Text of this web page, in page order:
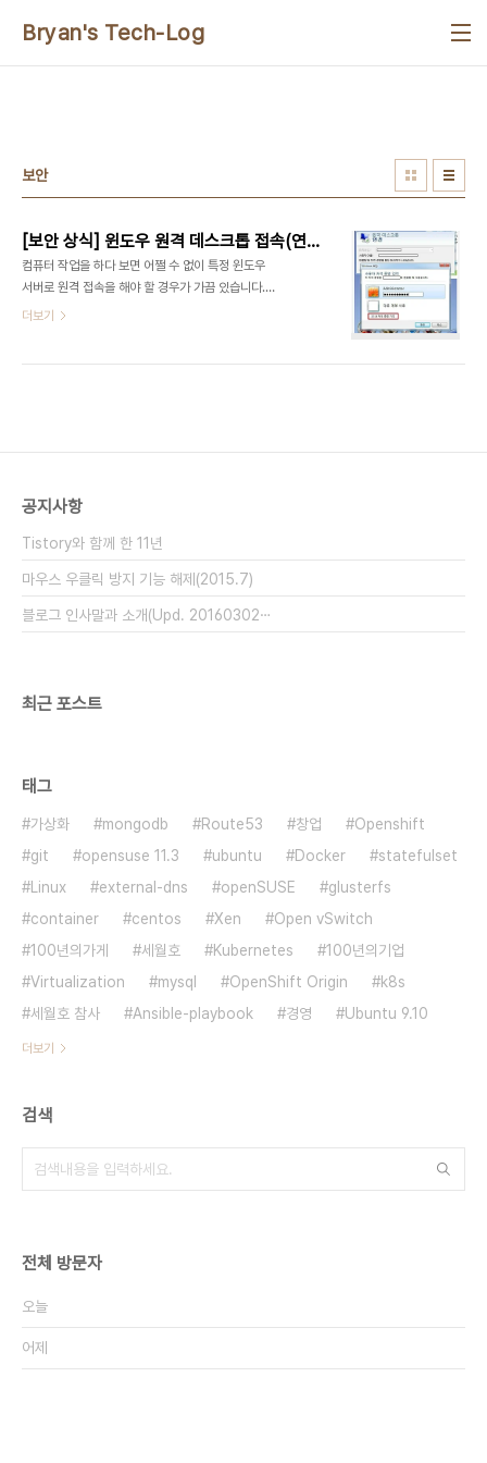
Bryan's Tech-Log
보안
[보안 상식] 윈도우 원격 데스크톱 접속(연결) 흔적 없애기
컴퓨터 작업을 하다 보면 어쩔 수 없이 특정 윈도우
서버로 원격 접속을 해야 할 경우가 가끔 있습니다.
그런데, 경력이 오래 된 전문가나 상급 엔지니어의 경
은 인재입니다. 원격 터미널 접속(데스크톱 접속) 정
씨는 중요한 작업을 할 경우 사무실이나..
더보기
공지사항
Tistory와 함께 한 11년
마우스 우클릭 방지 기능 해제(2015.7)
블로그 인사말과 소개(Upd. 20160302⋯
최근 포스트
태그
가상화 mongodb Route53 창업
Openshift
git
opensuse 11.3 ubuntu Docker
statefulset
Linux
external-dns openSUSE
glusterfs
container
centos Xen
Open vSwitch
100년의가게
세월호 Kubernetes
100년의기업
Virtualization
mysql OpenShift Origin
k8s
세월호 참사
Ansible-playbook 경영 Ubuntu 9.10
더보기
검색
전체 방문자
오늘
어제